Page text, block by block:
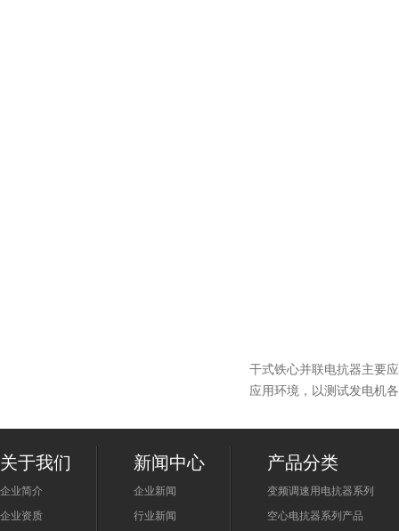
干式铁心并联电抗器主要
应用环境，以测试发电机
关于我们
企业简介
企业资质
新闻中心
企业新闻
行业新闻
产品分类
变频调速用电抗器系列
空心电抗器系列产品